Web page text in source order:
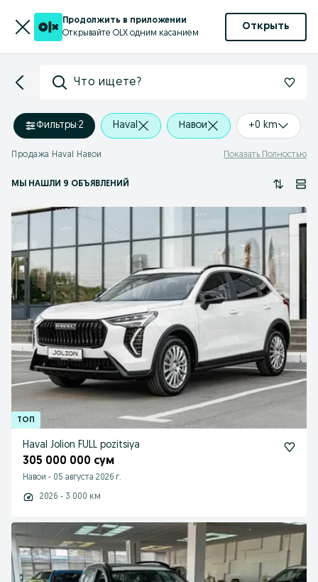
Продолжить в приложении
Открывайте OLX одним касанием
Открыть
Что ищете?
Фильтры·2 Haval Навои +0 km
Продажа Haval Навои Показать Полностью
МЫ НАШЛИ 9 ОБЪЯВЛЕНИЙ
Haval Jolion FULL pozitsiya
305 000 000 сум
Навои - 05 августа 2026 г.
2026 - 3 000 км